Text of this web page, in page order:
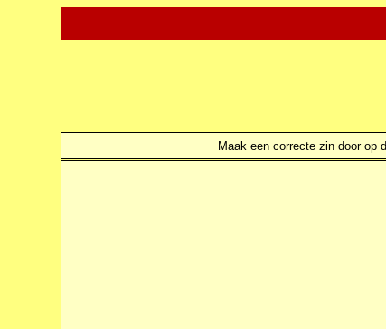
Maak een correcte zin door op